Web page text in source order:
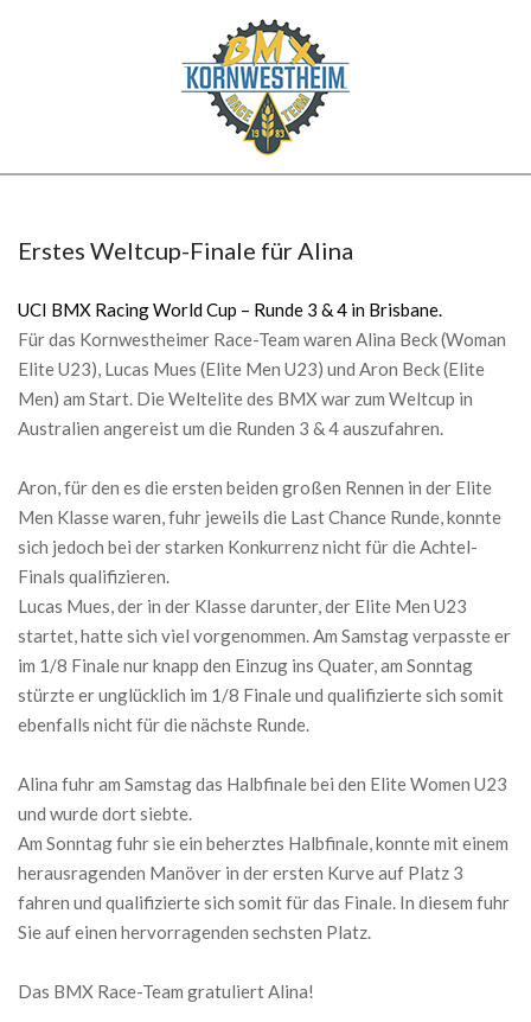
BMX
MenuErstes Weltcup-Finale für Alina
UCI BMX Racing World Cup – Runde 3 & 4 in Brisbane.
Für das Kornwestheimer Race-Team waren Alina Beck (Woman
Elite U23), Lucas Mues (Elite Men U23) und Aron Beck (Elite
Men) am Start. Die Weltelite des BMX war zum Weltcup in
Australien angereist um die Runden 3 & 4 auszufahren.
Aron, für den es die ersten beiden großen Rennen in der Elite
Men Klasse waren, fuhr jeweils die Last Chance Runde, konnte
sich jedoch bei der starken Konkurrenz nicht für die Achtel-
Finals qualifizieren.
Lucas Mues, der in der Klasse darunter, der Elite Men U23
startet, hatte sich viel vorgenommen. Am Samstag verpasste er
im 1/8 Finale nur knapp den Einzug ins Quater, am Sonntag
stürzte er unglücklich im 1/8 Finale und qualifizierte sich somit
ebenfalls nicht für die nächste Runde.
Alina fuhr am Samstag das Halbfinale bei den Elite Women U23
und wurde dort siebte.
Am Sonntag fuhr sie ein beherztes Halbfinale, konnte mit einem
herausragenden Manöver in der ersten Kurve auf Platz 3
fahren und qualifizierte sich somit für das Finale. In diesem fuhr
Sie auf einen hervorragenden sechsten Platz.
Das BMX Race-Team gratuliert Alina!